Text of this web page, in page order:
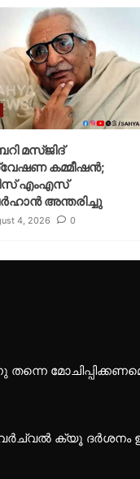
മസ്ജിദ്
കമ്മീഷന്‍;
എംഎസ്
അന്തരിച്ചു
4, 2026 0
തന്നെ
ക്യൂ ദര്‍ശനം